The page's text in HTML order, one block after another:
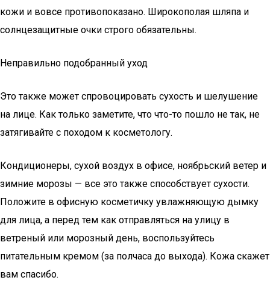
кожи и вовсе противопоказано. Широкополая шляпа и
солнцезащитные очки строго обязательны.
Неправильно подобранный уход
Это также может спровоцировать сухость и шелушение
на лице. Как только заметите, что что-то пошло не так, не
затягивайте с походом к косметологу.
Кондиционеры, сухой воздух в офисе, ноябрьский ветер и
зимние морозы — все это также способствует сухости.
Положите в офисную косметичку увлажняющую дымку
для лица, а перед тем как отправляться на улицу в
ветреный или морозный день, воспользуйтесь
питательным кремом (за полчаса до выхода). Кожа скажет
вам спасибо.